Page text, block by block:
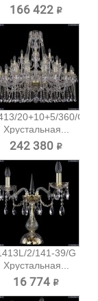
подвесная...
166 422 ₽
20+10+5/360/G
Хрустальная...
242 380 ₽
2/141-39/G
Хрустальная...
16 774 ₽